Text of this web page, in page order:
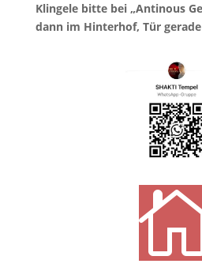
Klingele bitte bei „Antinous
dann im Hinterhof, Tür